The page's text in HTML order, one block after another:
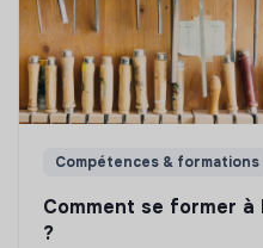
Compétences & formations
Comment se former
?